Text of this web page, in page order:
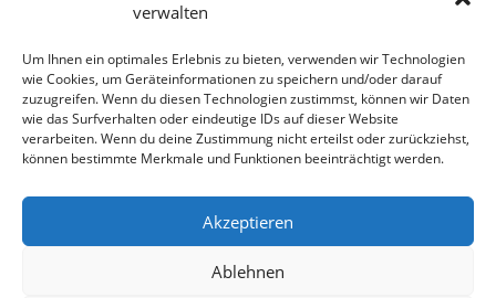
verwalten
Um Ihnen ein optimales Erlebnis zu bieten, verwenden wir Technologien
wie Cookies, um Geräteinformationen zu speichern und/oder darauf
zuzugreifen. Wenn du diesen Technologien zustimmst, können wir Daten
wie das Surfverhalten oder eindeutige IDs auf dieser Website
verarbeiten. Wenn du deine Zustimmung nicht erteilst oder zurückziehst,
können bestimmte Merkmale und Funktionen beeinträchtigt werden.
Akzeptieren
Ablehnen